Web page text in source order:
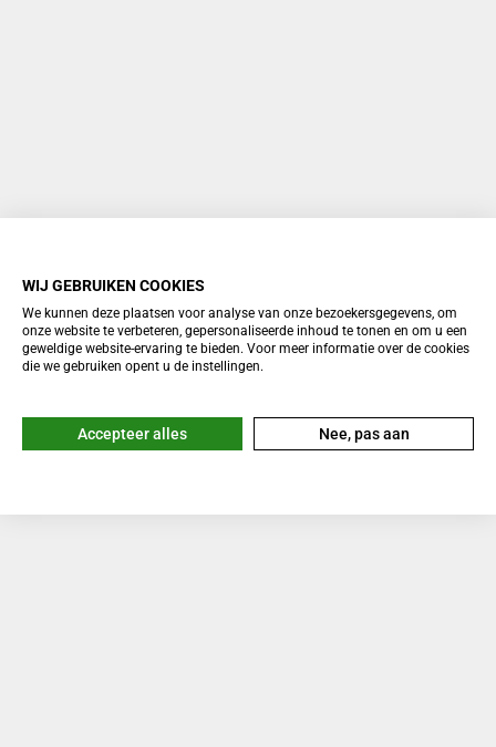
WIJ GEBRUIKEN COOKIES
We kunnen deze plaatsen voor analyse van onze bezoekersgegevens, om
onze website te verbeteren, gepersonaliseerde inhoud te tonen en om u een
geweldige website-ervaring te bieden. Voor meer informatie over de cookies
die we gebruiken opent u de instellingen.
Accepteer alles Nee, pas aan